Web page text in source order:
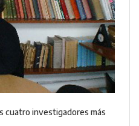
cuatro investigadores más